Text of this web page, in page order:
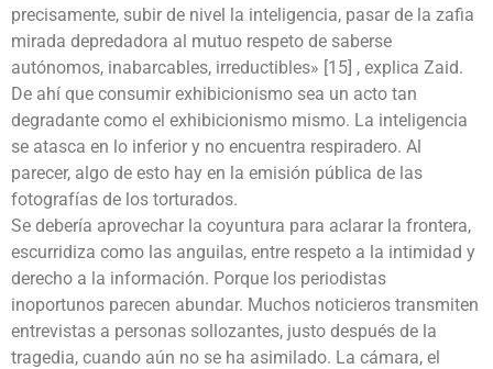
precisamente, subir de nivel la inteligencia, pasar de la zafia
mirada depredadora al mutuo respeto de saberse
autónomos, inabarcables, irreductibles» [15] , explica Zaid.
De ahí que consumir exhibicionismo sea un acto tan
degradante como el exhibicionismo mismo. La inteligencia
se atasca en lo inferior y no encuentra respiradero. Al
parecer, algo de esto hay en la emisión pública de las
fotografías de los torturados.
Se debería aprovechar la coyuntura para aclarar la frontera,
escurridiza como las anguilas, entre respeto a la intimidad y
derecho a la información. Porque los periodistas
inoportunos parecen abundar. Muchos noticieros transmiten
entrevistas a personas sollozantes, justo después de la
tragedia, cuando aún no se ha asimilado. La cámara, el